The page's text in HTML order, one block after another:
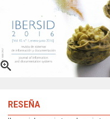

RESEÑA